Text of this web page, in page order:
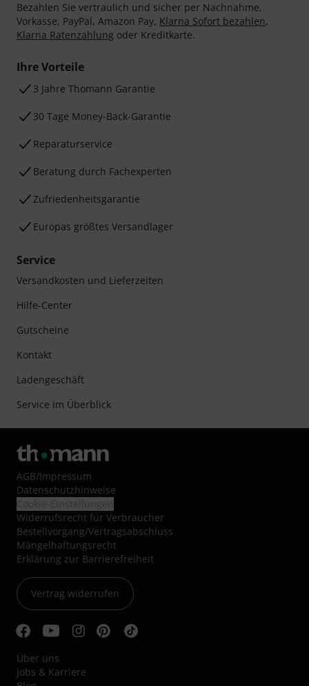
Bezahlen Sie vertraulich und sicher per Nachnahme,
Vorkasse, PayPal, Amazon Pay, Klarna Sofort bezahlen,
Klarna Ratenzahlung oder Kreditkarte.
Ihre Vorteile
3 Jahre Thomann Garantie
30 Tage Money-Back-Garantie
Reparaturservice
Beratung durch Fachexperten
Zufriedenheitsgarantie
Europas größtes Versandlager
Service
Versandkosten und Lieferzeiten
Hilfe-Center
Gutscheine
Kontakt
Ladengeschäft
Service im Überblick
AGB/Impressum
Datenschutzhinweise
Widerrufsrecht für Verbraucher
Bestellvorgang/Vertragsabschluss
Mängelhaftungsrecht
Erklärung zur Barrierefreiheit
Vertrag widerrufen
Über uns
Jobs & Karriere